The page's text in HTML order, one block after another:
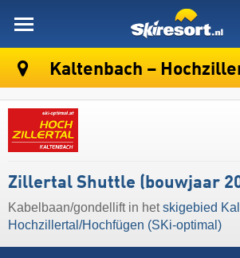
Kaltenbach – Hochzillertal/​
Zillertal Shuttle (bouwjaar
Kabelbaan/gondellift in hetskigebied
Hochzillertal/​Hochfügen (SKi-optimal)